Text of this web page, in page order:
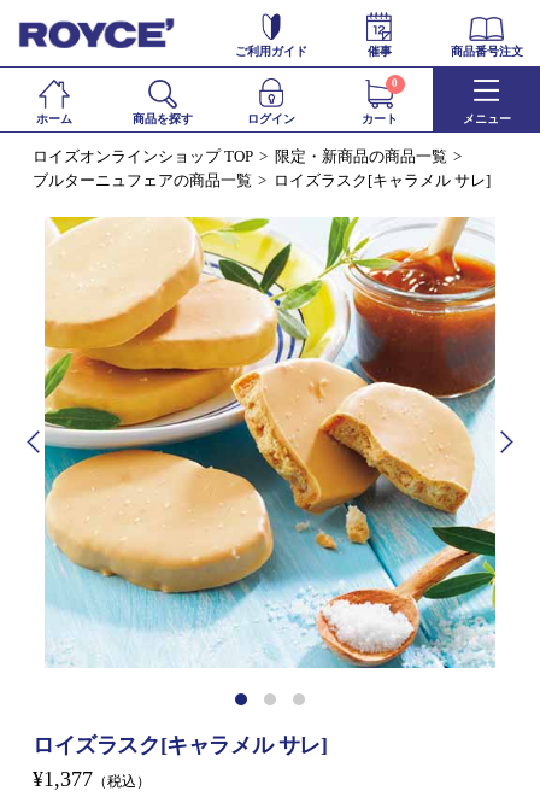
ご利用ガイド 催事 商品番号注文
ホーム 商品を探す ログイン カート
0
メニュー
ロイズオンラインショップ TOP
限定・新商品の商品一覧
ブルターニュフェアの商品一覧
ロイズラスク[キャラメル サレ]
ロイズラスク[キャラメル サレ]
¥1,377 （税込）